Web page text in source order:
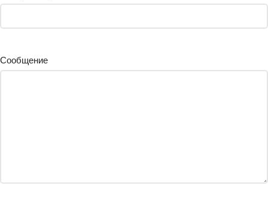
Сообщение